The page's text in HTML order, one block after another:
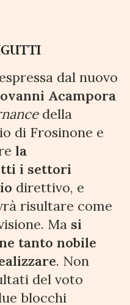
dal nuovo
Acampora
della
di Frosinone e
la
i settori
direttivo, e
risultare come
Ma si
tanto nobile
. Non
del voto
blocchi